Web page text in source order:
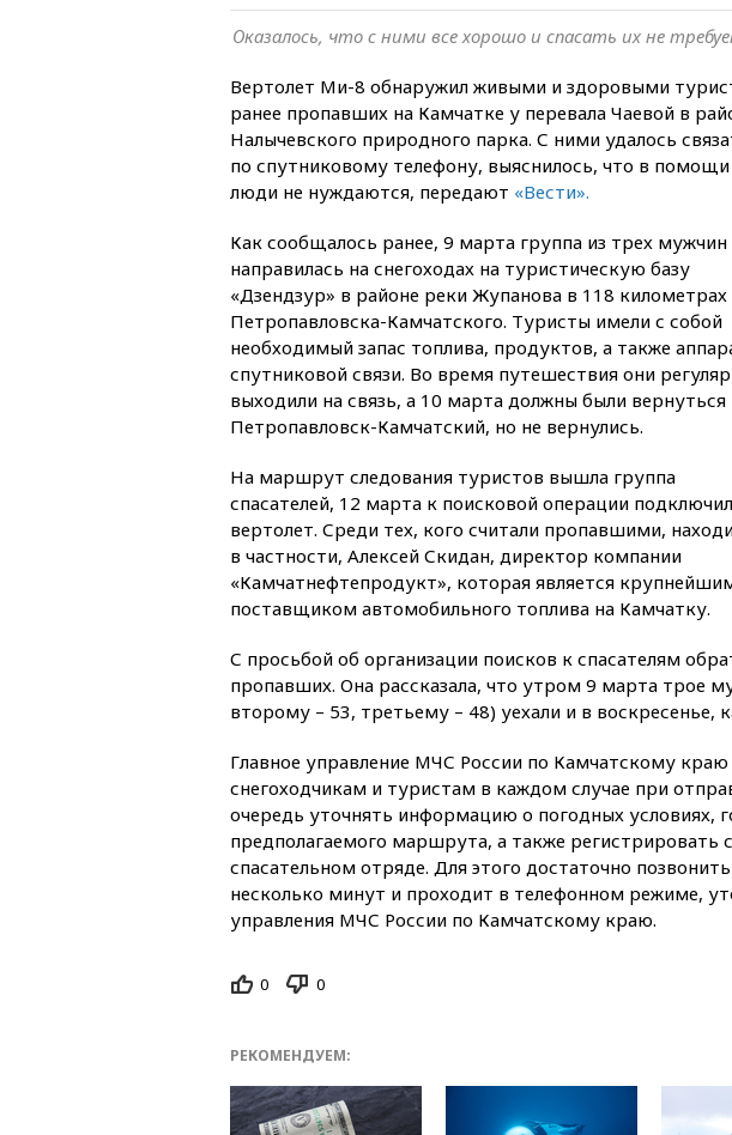
Оказалось, что с ними все хорошо и спасать их не
Вертолет Ми-8 обнаружил живыми и здоровыми
ранее пропавших на Камчатке у перевала Чаевой в
Налычевского природного парка. С ними удалось
по спутниковому телефону, выяснилось, что в помощи
люди не нуждаются, передают «Вести».
Как сообщалось ранее, 9 марта группа из трех мужчин
направилась на снегоходах на туристическую базу
«Дзендзур» в районе реки Жупанова в 118 километрах
Петропавловска-Камчатского. Туристы имели с собой
необходимый запас топлива, продуктов, а также
спутниковой связи. Во время путешествия они
выходили на связь, а 10 марта должны были вернуться
Петропавловск-Камчатский, но не вернулись.
На маршрут следования туристов вышла группа
спасателей, 12 марта к поисковой операции
вертолет. Среди тех, кого считали пропавшими,
в частности, Алексей Скидан, директор компании
«Камчатнефтепродукт», которая является
поставщиком автомобильного топлива на Камчатку.
С просьбой об организации поисков к спасателям
пропавших. Она рассказала, что утром 9 марта трое
второму – 53, третьему – 48) уехали и в воскресенье,
Главное управление МЧС России по Камчатскому
снегоходчикам и туристам в каждом случае при
очередь уточнять информацию о погодных условиях,
предполагаемого маршрута, а также
спасательном отряде. Для этого достаточно
несколько минут и проходит в телефонном режиме,
управления МЧС России по Камчатскому краю.
0 0
РЕКОМЕНДУЕМ: